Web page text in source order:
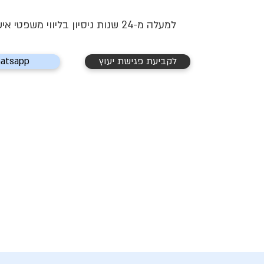
למעלה מ-24 שנות ניסיון בליווי משפטי אישי ומקצועי
לקביעת פגישת יעוץ